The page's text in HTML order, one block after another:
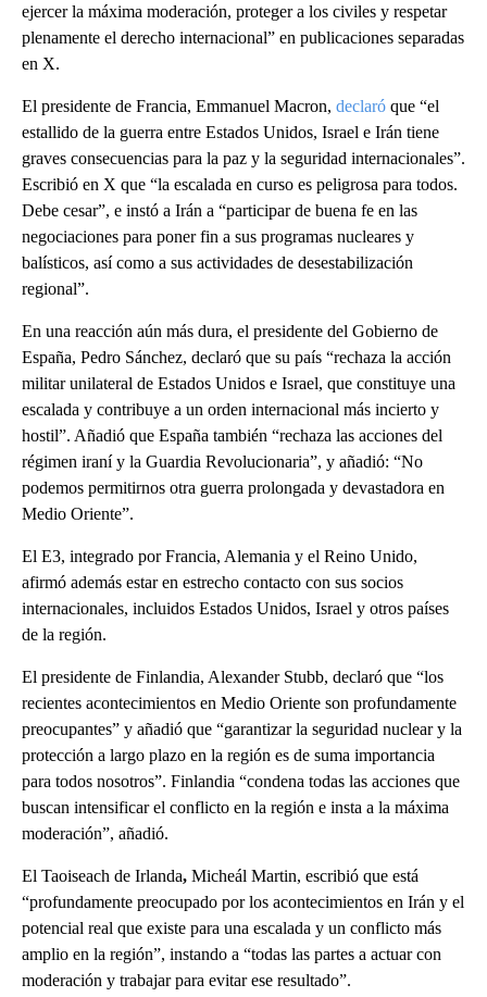
ejercer la máxima moderación, proteger a los civiles y respetar
plenamente el derecho internacional” en publicaciones separadas
en X.
El presidente de Francia, Emmanuel Macron, declaró que “el
estallido de la guerra entre Estados Unidos, Israel e Irán tiene
graves consecuencias para la paz y la seguridad internacionales”.
Escribió en X que “la escalada en curso es peligrosa para todos.
Debe cesar”, e instó a Irán a “participar de buena fe en las
negociaciones para poner fin a sus programas nucleares y
balísticos, así como a sus actividades de desestabilización
regional”.
En una reacción aún más dura, el presidente del Gobierno de
España, Pedro Sánchez, declaró que su país “rechaza la acción
militar unilateral de Estados Unidos e Israel, que constituye una
escalada y contribuye a un orden internacional más incierto y
hostil”. Añadió que España también “rechaza las acciones del
régimen iraní y la Guardia Revolucionaria”, y añadió: “No
podemos permitirnos otra guerra prolongada y devastadora en
Medio Oriente”.
El E3, integrado por Francia, Alemania y el Reino Unido,
afirmó además estar en estrecho contacto con sus socios
internacionales, incluidos Estados Unidos, Israel y otros países
de la región.
El presidente de Finlandia, Alexander Stubb, declaró que “los
recientes acontecimientos en Medio Oriente son profundamente
preocupantes” y añadió que “garantizar la seguridad nuclear y la
protección a largo plazo en la región es de suma importancia
para todos nosotros”. Finlandia “condena todas las acciones que
buscan intensificar el conflicto en la región e insta a la máxima
moderación”, añadió.
El Taoiseach de Irlanda, Micheál Martin, escribió que está
“profundamente preocupado por los acontecimientos en Irán y el
potencial real que existe para una escalada y un conflicto más
amplio en la región”, instando a “todas las partes a actuar con
moderación y trabajar para evitar ese resultado”.